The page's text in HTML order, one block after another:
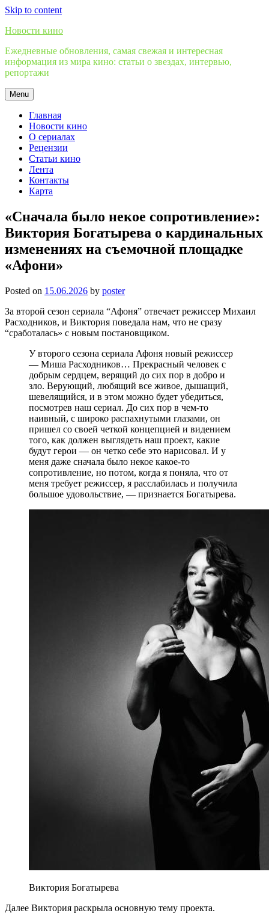
Skip to content
Новости кино
Ежедневные обновления, самая свежая и интересная
информация из мира кино: статьи о звездах, интервью,
репортажи
Menu
Главная
Новости кино
О сериалах
Рецензии
Статьи кино
Лента
Контакты
Карта
«Сначала было некое сопротивление»:
Виктория Богатырева о кардинальных
изменениях на съемочной площадке
«Афони»
Posted on 15.06.2026 by poster
За второй сезон сериала “Афоня” отвечает режиссер Михаил
Расходников, и Виктория поведала нам, что не сразу
“сработалась» с новым постановщиком.
У второго сезона сериала Афоня новый режиссер
— Миша Расходников… Прекрасный человек с
добрым сердцем, верящий до сих пор в добро и
зло. Верующий, любящий все живое, дышащий,
шевелящийся, и в этом можно будет убедиться,
посмотрев наш сериал. До сих пор в чем-то
наивный, с широко распахнутыми глазами, он
пришел со своей четкой концепцией и видением
того, как должен выглядеть наш проект, какие
будут герои — он четко себе это нарисовал. И у
меня даже сначала было некое какое-то
сопротивление, но потом, когда я поняла, что от
меня требует режиссер, я расслабилась и получила
большое удовольствие, — признается Богатырева.
Виктория Богатырева
Далее Виктория раскрыла основную тему проекта.